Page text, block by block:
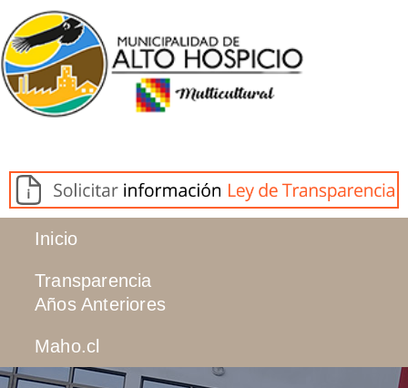
Inicio
Transparencia
Años Anteriores
Maho.cl